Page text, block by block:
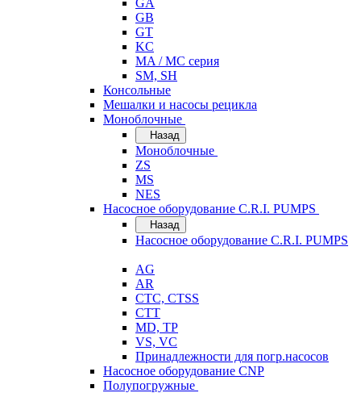
GA
GB
GT
KC
MA / MC серия
SM, SH
Консольные
Мешалки и насосы рецикла
Моноблочные
Назад
Моноблочные
ZS
MS
NES
Насосное оборудование C.R.I. PUMPS
Назад
Насосное оборудование C.R.I. PUMPS
AG
AR
CTC, CTSS
CTT
MD, TP
VS, VC
Принадлежности для погр.насосов
Насосное оборудование CNP
Полупогружные